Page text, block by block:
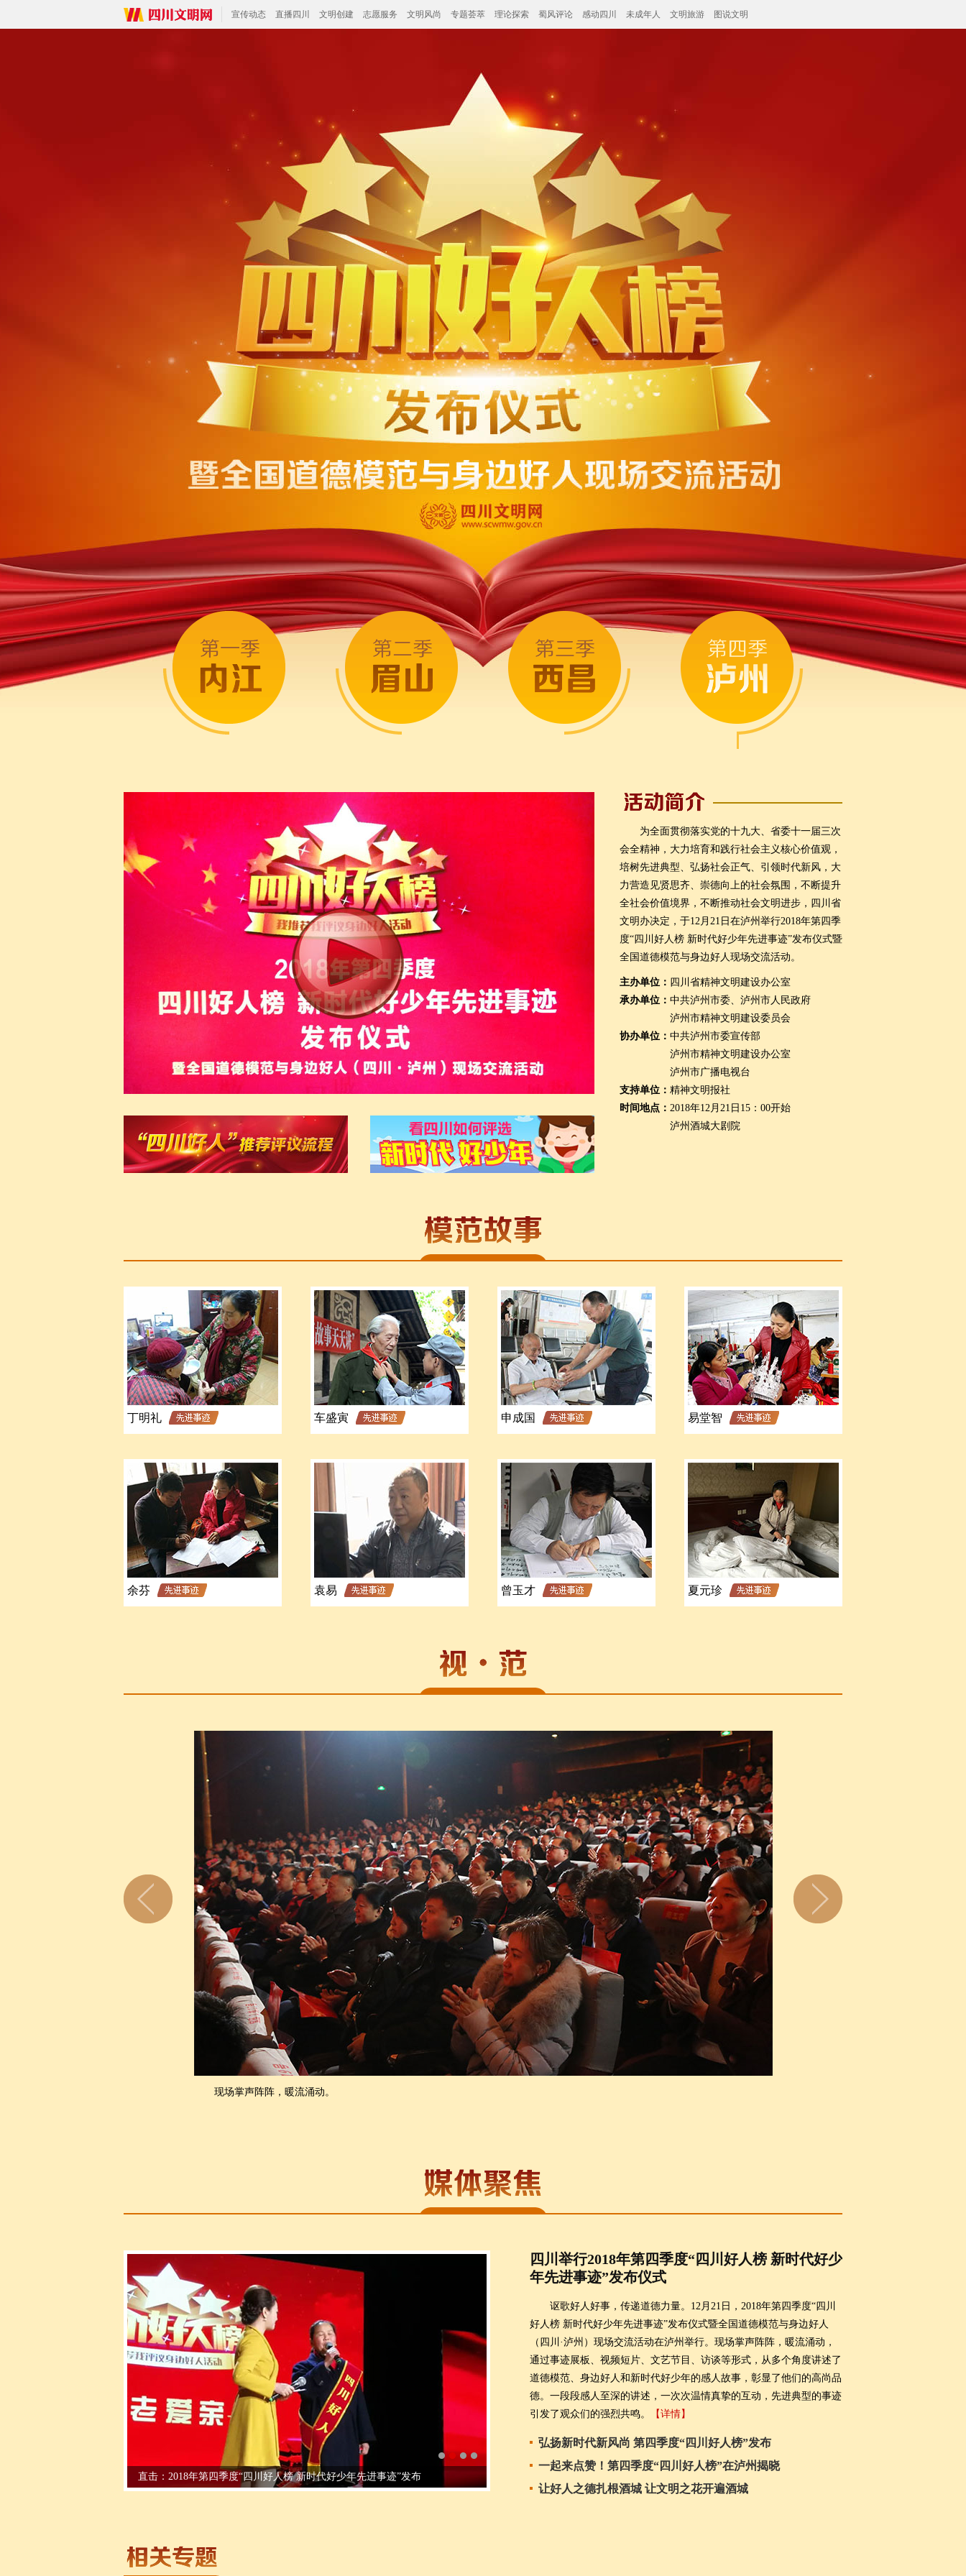
宣传动态 直播四川 文明创建 志愿服务 文明风尚 专题荟萃 理论探索 蜀风评论 感动四川 未成年人 文明旅游
图说文明
电话：028-86980191
为全面贯彻落实党的十九大、省委十一届三次
会全精神，大力培育和践行社会主义核心价值观，
培树先进典型、弘扬社会正气、引领时代新风，大
力营造见贤思齐、崇德向上的社会氛围，不断提升
全社会价值境界，不断推动社会文明进步，四川省
文明办决定，于12月21日在泸州举行2018年第四季
度“四川好人榜 新时代好少年先进事迹”发布仪式暨
全国道德模范与身边好人现场交流活动。
主办单位： 四川省精神文明建设办公室
承办单位： 中共泸州市委、泸州市人民政府
泸州市精神文明建设委员会
协办单位： 中共泸州市委宣传部
泸州市精神文明建设办公室
泸州市广播电视台
支持单位： 精神文明报社
时间地点： 2018年12月21日15：00开始
泸州酒城大剧院
丁明礼 车盛寅 申成国 易堂智
余芬 袁易 曾玉才 夏元珍
车盛寅与现场观众分享自己的故事。
直播｜2018第四季度四川好人榜 新时代好少年先进事迹发布仪式
四川举行2018年第四季度“四川好人榜 新时代好少
年先进事迹”发布仪式
讴歌好人好事，传递道德力量。12月21日，2018年第四季度“四川
好人榜 新时代好少年先进事迹”发布仪式暨全国道德模范与身边好人
（四川·泸州）现场交流活动在泸州举行。现场掌声阵阵，暖流涌动，
通过事迹展板、视频短片、文艺节目、访谈等形式，从多个角度讲述了
道德模范、身边好人和新时代好少年的感人故事，彰显了他们的高尚品
德。一段段感人至深的讲述，一次次温情真挚的互动，先进典型的事迹
引发了观众们的强烈共鸣。
【详情】
弘扬新时代新风尚 第四季度“四川好人榜”发布
一起来点赞！第四季度“四川好人榜”在泸州揭晓
让好人之德扎根酒城 让文明之花开遍酒城